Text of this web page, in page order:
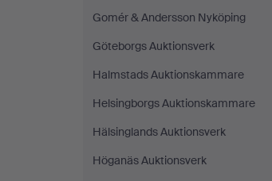
Gomér & Andersson Nyköping
Göteborgs Auktionsverk
Halmstads Auktionskammare
Helsingborgs Auktionskammare
Hälsinglands Auktionsverk
Höganäs Auktionsverk